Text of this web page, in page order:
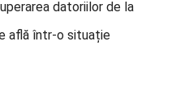
datoriilor de la
află într-o situație